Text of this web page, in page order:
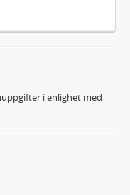
i enlighet med